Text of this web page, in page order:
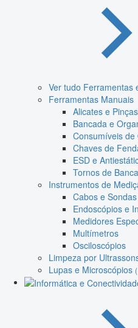
Ver tudo Ferramentas
Ferramentas Manuais
Alicates e Pinças
Bancada e
Consumíveis de
Chaves de
ESD e
Tornos de
Instrumentos de
Cabos e
Endoscópios e
Medidores
Multímetros
Osciloscópios
Limpeza por
Lupas e Microscópios